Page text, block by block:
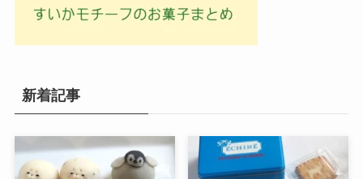
新着記事